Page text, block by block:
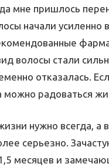
мне пришлось
начали
волосы стали
отказалась.
можно радоваться
нужно всегда,
серьезно.
месяцев и